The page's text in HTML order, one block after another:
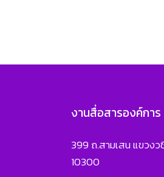
งานสื่อสารองค์การ
399 ถ.สามเสน แขวง
10300